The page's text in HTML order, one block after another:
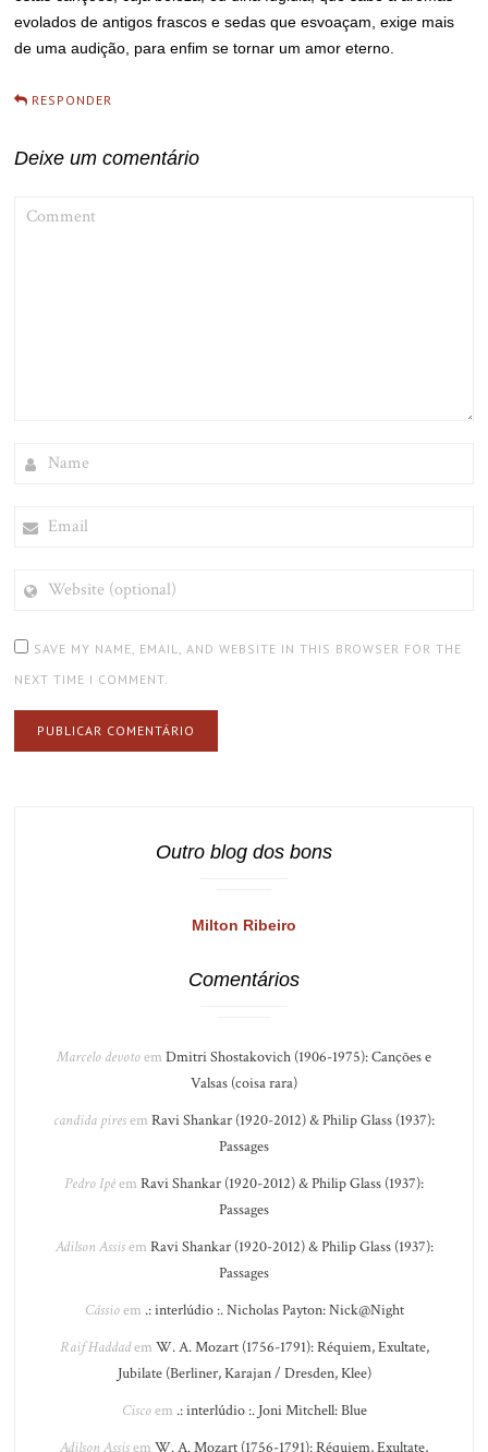
evolados de antigos frascos e sedas que esvoaçam, exige mais
de uma audição, para enfim se tornar um amor eterno.
RESPONDER
Deixe um comentário
(OPTIONAL)
SAVE MY NAME, EMAIL, AND WEBSITE IN THIS BROWSER FOR THE
NEXT TIME I COMMENT.
Outro blog dos bons
Milton Ribeiro
Comentários
Marcelo devotoem Dmitri Shostakovich (1906-1975): Canções e
Valsas (coisa rara)
candida piresem Ravi Shankar (1920-2012) & Philip Glass (1937):
Passages
Pedro Ipêem Ravi Shankar (1920-2012) & Philip Glass (1937):
Passages
Adilson Assisem Ravi Shankar (1920-2012) & Philip Glass (1937):
Passages
Cássioem .: interlúdio :. Nicholas Payton: Nick@Night
Raif Haddadem W. A. Mozart (1756-1791): Réquiem, Exultate,
Jubilate (Berliner, Karajan / Dresden, Klee)
Ciscoem .: interlúdio :. Joni Mitchell: Blue
Adilson Assisem W. A. Mozart (1756-1791): Réquiem, Exultate,